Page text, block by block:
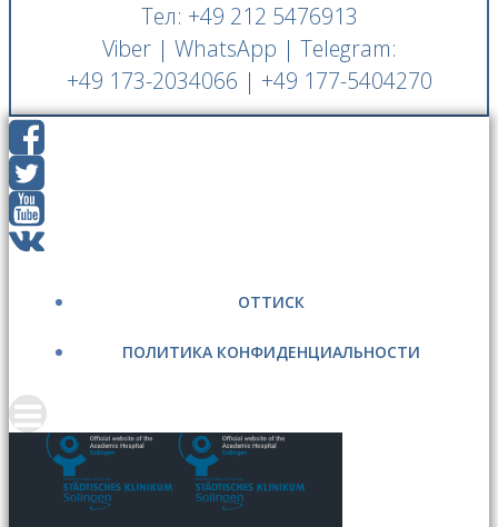
Тел: +49 212 5476913
Viber | WhatsApp | Telegram:
+49 173-2034066 | +49 177-5404270
ОТТИСК
ПОЛИТИКА КОНФИДЕНЦИАЛЬНОСТИ